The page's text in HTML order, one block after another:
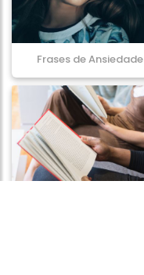
Frases de Ansiedade